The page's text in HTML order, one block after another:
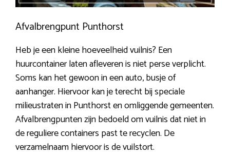
Afvalbrengpunt Punthorst
Heb je een kleine hoeveelheid vuilnis? Een
huurcontainer laten afleveren is niet perse verplicht.
Soms kan het gewoon in een auto, busje of
aanhanger. Hiervoor kan je terecht bij speciale
milieustraten in Punthorst en omliggende gemeenten.
Afvalbrengpunten zijn bedoeld om vuilnis dat niet in
de reguliere containers past te recyclen. De
verzamelnaam hiervoor is de vuilstort.